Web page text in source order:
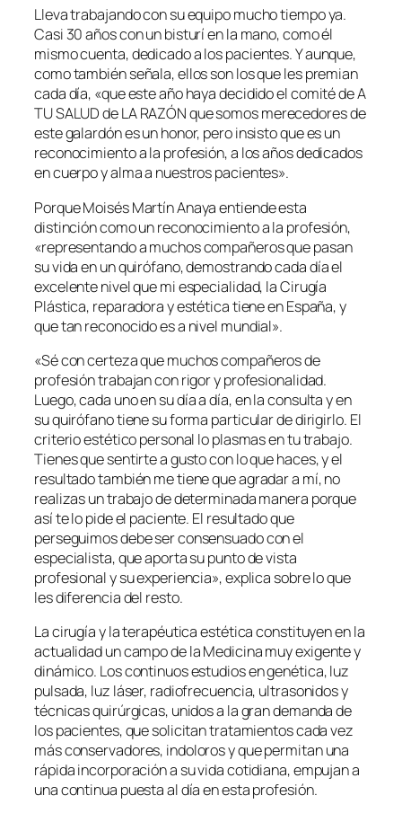
Lleva trabajando con su equipo mucho tiempo ya.
Casi 30 años con un bisturí en la mano, como él
mismo cuenta, dedicado a los pacientes. Y aunque,
como también señala, ellos son los que les premian
cada día, «que este año haya decidido el comité de A
TU SALUD de LA RAZÓN que somos merecedores de
este galardón es un honor, pero insisto que es un
reconocimiento a la profesión, a los años dedicados
en cuerpo y alma a nuestros pacientes».
Porque Moisés Martín Anaya entiende esta
distinción como un reconocimiento a la profesión,
«representando a muchos compañeros que pasan
su vida en un quirófano, demostrando cada día el
excelente nivel que mi especialidad, la Cirugía
Plástica, reparadora y estética tiene en España, y
que tan reconocido es a nivel mundial».
«Sé con certeza que muchos compañeros de
profesión trabajan con rigor y profesionalidad.
Luego, cada uno en su día a día, en la consulta y en
su quirófano tiene su forma particular de dirigirlo. El
criterio estético personal lo plasmas en tu trabajo.
Tienes que sentirte a gusto con lo que haces, y el
resultado también me tiene que agradar a mí, no
realizas un trabajo de determinada manera porque
así te lo pide el paciente. El resultado que
perseguimos debe ser consensuado con el
especialista, que aporta su punto de vista
profesional y su experiencia», explica sobre lo que
les diferencia del resto.
La cirugía y la terapéutica estética constituyen en la
actualidad un campo de la Medicina muy exigente y
dinámico. Los continuos estudios en genética, luz
pulsada, luz láser, radiofrecuencia, ultrasonidos y
técnicas quirúrgicas, unidos a la gran demanda de
los pacientes, que solicitan tratamientos cada vez
más conservadores, indoloros y que permitan una
rápida incorporación a su vida cotidiana, empujan a
una continua puesta al día en esta profesión.